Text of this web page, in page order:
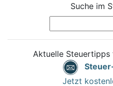
Suche im
Aktuelle Steuertipps
Jetzt